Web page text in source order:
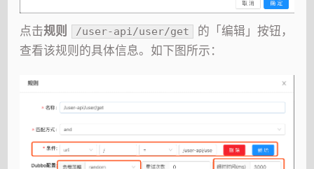
点击规则 /user-api/user/get
的「编辑」按钮，
查看该规则的具体信息。如下图所示：